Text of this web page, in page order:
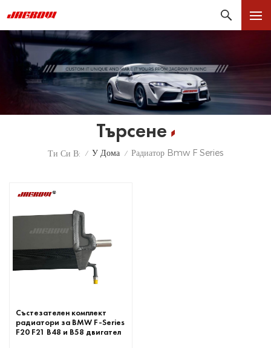
Търсене
Ти Си В: / У Дома / Радиатор Bmw F Series
Състезателен комплект
радиатори за BMW F-Series
F20 F21 B48 и B58 двигател